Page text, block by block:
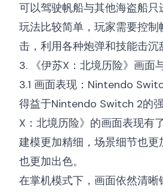
可以驾驶帆船与其他海盗船只
玩法比较简单，玩家需要控制
击，利用各种炮弹和技能击沉
3. 《伊苏X：北境历险》画面
3.1 画面表现：Nintendo
得益于Nintendo Switch 2的
X：北境历险》的画面表现有
建模更加精细，场景细节也更
也更加出色。
在掌机模式下，画面依然清晰